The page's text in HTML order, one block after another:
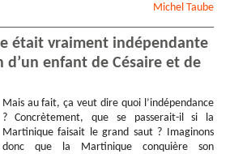
Michel Taube
était vraiment indépendante
enfant de Césaire et de
Mais au fait, ça veut dire quoi l’indépendance
? Concrètement, que se passerait-il si la
Martinique faisait le grand saut ? Imaginons
donc que la Martinique conquière son